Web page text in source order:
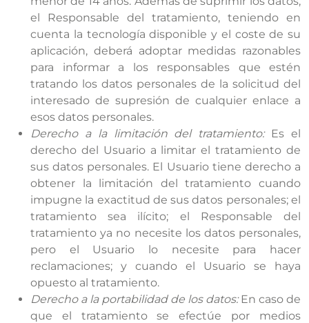
el Responsable del tratamiento, teniendo en
cuenta la tecnología disponible y el coste de su
aplicación, deberá adoptar medidas razonables
para informar a los responsables que estén
tratando los datos personales de la solicitud del
interesado de supresión de cualquier enlace a
esos datos personales.
Derecho a la limitación del tratamiento:Es el
derecho del Usuario a limitar el tratamiento de
sus datos personales. El Usuario tiene derecho a
obtener la limitación del tratamiento cuando
impugne la exactitud de sus datos personales; el
tratamiento sea ilícito; el Responsable del
tratamiento ya no necesite los datos personales,
pero el Usuario lo necesite para hacer
reclamaciones; y cuando el Usuario se haya
opuesto al tratamiento.
Derecho a la portabilidad de los datos:En caso de
que el tratamiento se efectúe por medios